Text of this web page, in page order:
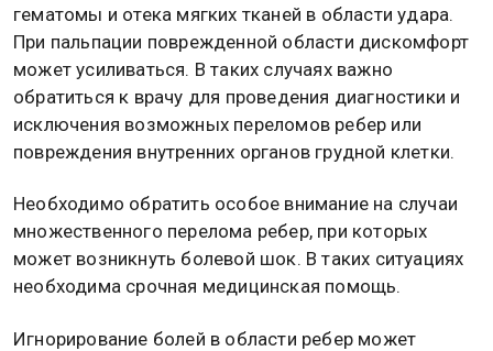
гематомы и отека мягких тканей в области удара.
При пальпации поврежденной области дискомфорт
может усиливаться. В таких случаях важно
обратиться к врачу для проведения диагностики и
исключения возможных переломов ребер или
повреждения внутренних органов грудной клетки.
Необходимо обратить особое внимание на случаи
множественного перелома ребер, при которых
может возникнуть болевой шок. В таких ситуациях
необходима срочная медицинская помощь.
Игнорирование болей в области ребер может